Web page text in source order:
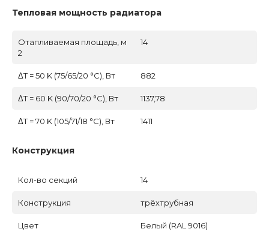
Тепловая мощность радиатора
Отапливаемая площадь, м
2
14
ΔT = 50 K (75/65/20 °C), Вт 882
ΔT = 60 K (90/70/20 °C), Вт 1137,78
ΔT = 70 K (105/71/18 °C), Вт 1411
Конструкция
Кол-во секций 14
Конструкция трёхтрубная
Цвет Белый (RAL 9016)